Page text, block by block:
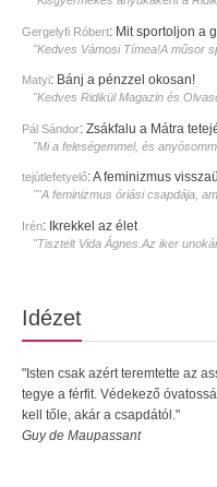
Gergelyfi Róbert: Mit sportoljon a
"Kedves Vámosi Tímea!A műsor
Matyi: Bánj a pénzzel okosan!
"Kedves Ridikül Magazin és
Pál Sándor: Zsákfalu a Mátra
"Mi a feleségemmel, és
tejútlefetyelő:A feminizmus
""A feminizmus óriási csapdája,
Irén: Ikrekkel az élet
"Tisztelt Vida Ágnes.Az iker
Idézet
"Isten csak azért teremtette az
tegye a férfit. Védekező
kell tőle, akár a csapdától."
Guy de Maupassant